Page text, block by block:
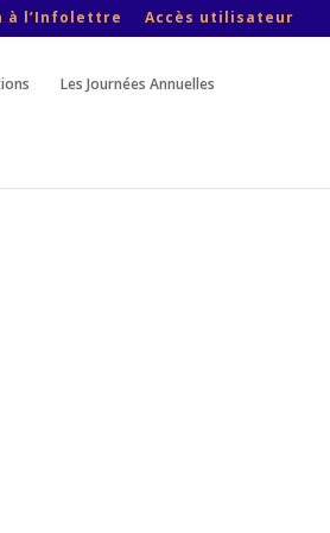
à l’Infolettre Accès utilisateur
Les Journées Annuelles